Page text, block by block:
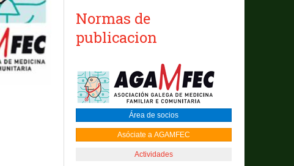
Normas de
publicacion
Área de socios
Asóciate a AGAMFEC
Actividades